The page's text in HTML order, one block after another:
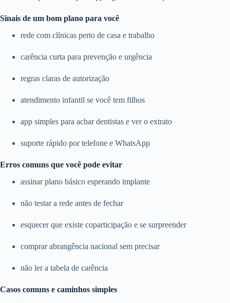
Sinais de um bom plano para você
rede com clínicas perto de casa e trabalho
carência curta para prevenção e urgência
regras claras de autorização
atendimento infantil se você tem filhos
app simples para achar dentistas e ver o extrato
suporte rápido por telefone e WhatsApp
Erros comuns que você pode evitar
assinar plano básico esperando implante
não testar a rede antes de fechar
esquecer que existe coparticipação e se surpreender
comprar abrangência nacional sem precisar
não ler a tabela de carência
Casos comuns e caminhos simples